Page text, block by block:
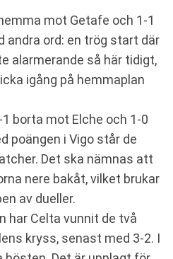
mot Getafe och 1-1
andra ord: en trög start där
alarmerande så här tidigt,
igång på hemmaplan
borta mot Elche och 1-0
poängen i Vigo står de
Det ska nämnas att
nere bakåt, vilket brukar
av dueller.
har Celta vunnit de två
kryss, senast med 3-2. I